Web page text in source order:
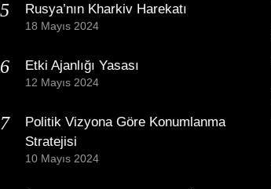
Rusya’nın Kharkiv Harekatı
18 Mayıs 2024
Etki Ajanlığı Yasası
12 Mayıs 2024
Politik Vizyona Göre Konumlanma
Stratejisi
10 Mayıs 2024